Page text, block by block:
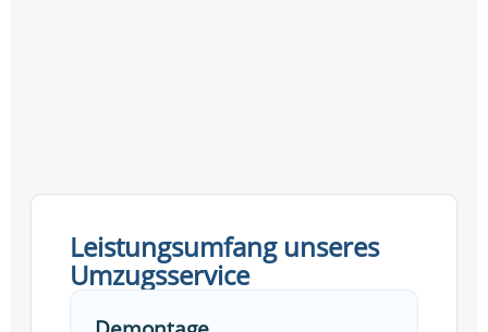
Leistungsumfang unseres
Umzugsservice